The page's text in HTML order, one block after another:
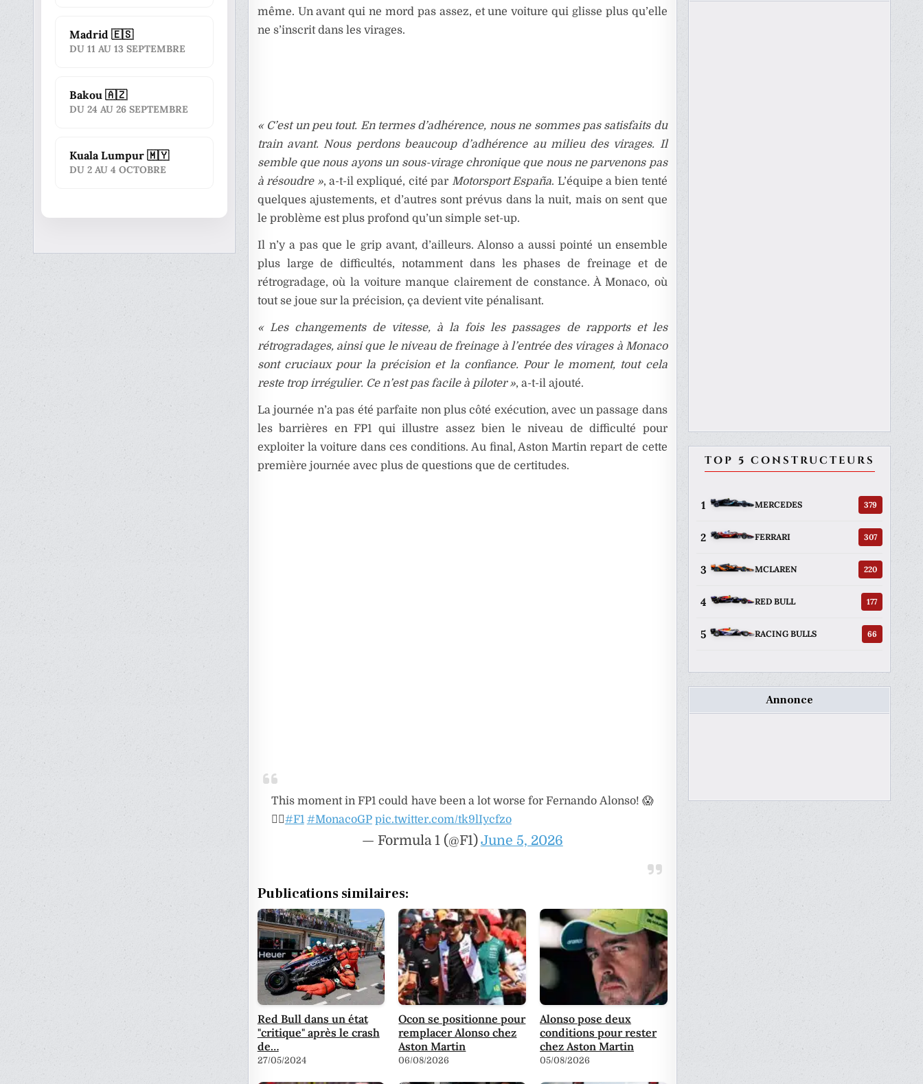
même. Un avant qui ne mord pas assez, et une voiture qui glisse plus qu’elle
ne s’inscrit dans les virages.
« C’est un peu tout. En termes d’adhérence, nous ne sommes pas satisfaits du
train avant. Nous perdons beaucoup d’adhérence au milieu des virages. Il
semble que nous ayons un sous-virage chronique que nous ne parvenons pas
à résoudre », a-t-il expliqué, cité par Motorsport España. L’équipe a bien tenté
quelques ajustements, et d’autres sont prévus dans la nuit, mais on sent que
le problème est plus profond qu’un simple set-up.
Il n’y a pas que le grip avant, d’ailleurs. Alonso a aussi pointé un ensemble
plus large de difficultés, notamment dans les phases de freinage et de
rétrogradage, où la voiture manque clairement de constance. À Monaco, où
tout se joue sur la précision, ça devient vite pénalisant.
« Les changements de vitesse, à la fois les passages de rapports et les
rétrogradages, ainsi que le niveau de freinage à l’entrée des virages à Monaco
sont cruciaux pour la précision et la confiance. Pour le moment, tout cela
reste trop irrégulier. Ce n’est pas facile à piloter », a-t-il ajouté.
La journée n’a pas été parfaite non plus côté exécution, avec un passage dans
les barrières en FP1 qui illustre assez bien le niveau de difficulté pour
exploiter la voiture dans ces conditions. Au final, Aston Martin repart de cette
première journée avec plus de questions que de certitudes.
This moment in FP1 could have been a lot worse for Fernando Alonso! 😱
😮‍💨#F1 #MonacoGP pic.twitter.com/tk9lIycfzo
— Formula 1 (@F1)June 5, 2026
Publications similaires:
Red Bull dans un état
"critique" après le crash
de…
27/05/2024
Ocon se positionne pour
remplacer Alonso chez
Aston Martin
06/08/2026
Alonso pose deux
conditions pour rester
chez Aston Martin
05/08/2026
Madrid 🇪🇸
DU 11 AU 13 SEPTEMBRE
Bakou 🇦🇿
DU 24 AU 26 SEPTEMBRE
Kuala Lumpur 🇲🇾
DU 2 AU 4 OCTOBRE
TOP 5 CONSTRUCTEURS
1 MERCEDES 379
2 FERRARI 307
3 MCLAREN 220
4 RED BULL 177
5 RACING BULLS 66
Annonce